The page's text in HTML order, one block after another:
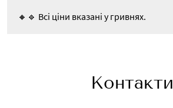
🔸🔹 Всі ціни вказані у гривнях.
Контакти